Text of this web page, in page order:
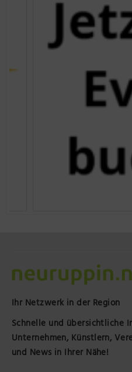
Ihr Netzwerk in der Region
Schnelle und übersichtliche
Unternehmen, Künstlern,
und News in Ihrer Nähe!